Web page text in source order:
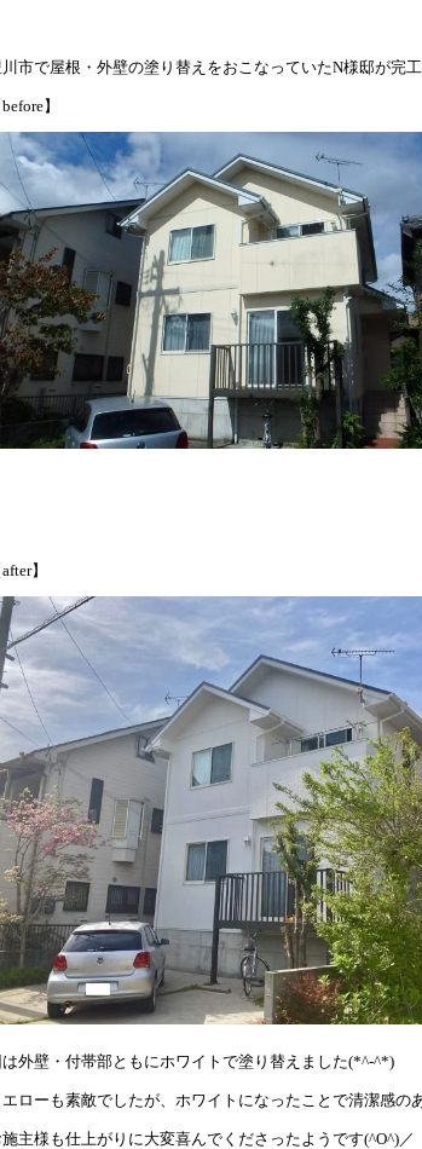
市で屋根・外壁の塗り替えをおこなっていたN様邸が完工
】
】
外壁・付帯部ともにホワイトで塗り替えました(*^-^*)
ローも素敵でしたが、ホワイトになったことで清潔感の
主様も仕上がりに大変喜んでくださったようです(^O^)／